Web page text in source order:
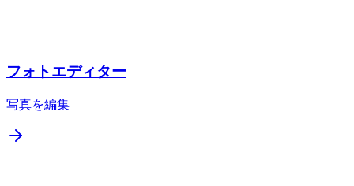
フォトエディター
写真を編集